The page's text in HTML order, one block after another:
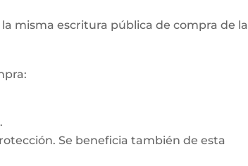
misma escritura pública de compra de la
Se beneficia también de esta